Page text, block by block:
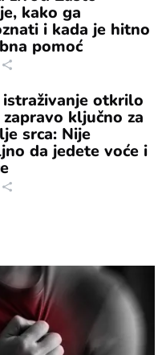
kako ga
i kada je hitno
pomoć
otkrilo
ključno za
srca: Nije
da jedete voće i